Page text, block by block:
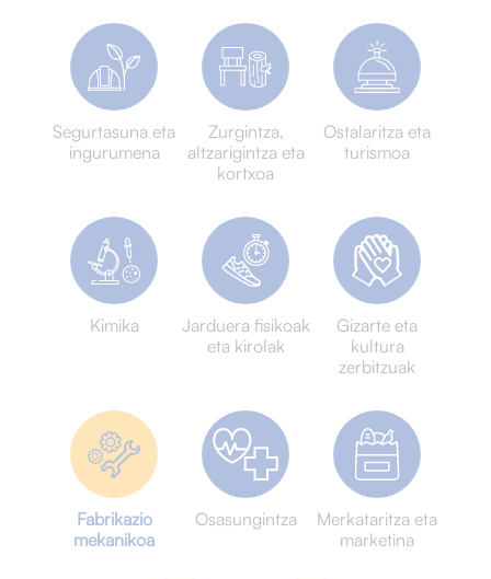
Segurtasuna eta
ingurumena
Zurgintza,
altzarigintza eta
kortxoa
Ostalaritza eta
turismoa
Kimika
Jarduera fisikoak
eta kirolak
Gizarte eta
kultura
zerbitzuak
Fabrikazio
mekanikoa
Osasungintza
Merkataritza eta
marketina